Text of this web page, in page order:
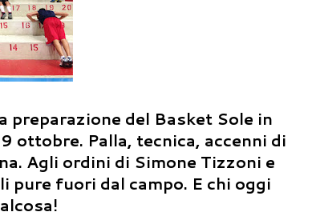
preparazione del Basket Sole in
ottobre. Palla, tecnica, accenni di
Agli ordini di Simone Tizzoni e
pure fuori dal campo. E chi oggi